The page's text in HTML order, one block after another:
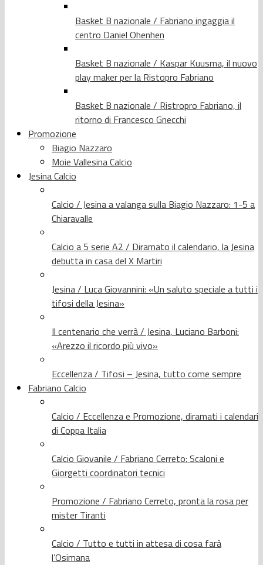
Basket B nazionale / Fabriano ingaggia il
centro Daniel Ohenhen
Basket B nazionale / Kaspar Kuusma, il nuovo
play maker per la Ristopro Fabriano
Basket B nazionale / Ristropro Fabriano, il
ritorno di Francesco Gnecchi
Promozione
Biagio Nazzaro
Moie Vallesina Calcio
Jesina Calcio
Calcio / Jesina a valanga sulla Biagio Nazzaro: 1-5 a
Chiaravalle
Calcio a 5 serie A2 / Diramato il calendario, la Jesina
debutta in casa del X Martiri
Jesina / Luca Giovannini: «Un saluto speciale a tutti i
tifosi della Jesina»
Il centenario che verrà / Jesina, Luciano Barboni:
«Arezzo il ricordo più vivo»
Eccellenza / Tifosi – Jesina, tutto come sempre
Fabriano Calcio
Calcio / Eccellenza e Promozione, diramati i calendari
di Coppa Italia
Calcio Giovanile / Fabriano Cerreto: Scaloni e
Giorgetti coordinatori tecnici
Promozione / Fabriano Cerreto, pronta la rosa per
mister Tiranti
Calcio / Tutto e tutti in attesa di cosa farà
l’Osimana